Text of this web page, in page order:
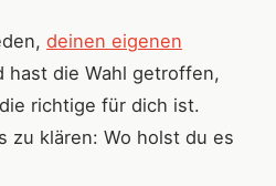
deinen eigenen
hast die Wahl getroffen,
richtige für dich ist.
zu klären: Wo holst du es